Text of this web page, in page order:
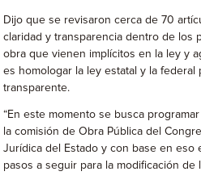
Dijo que se revisaron cerca de 70
claridad y transparencia dentro de los
obra que vienen implícitos en la ley y
es homologar la ley estatal y la
transparente.
“En este momento se busca
la comisión de Obra Pública del
Jurídica del Estado y con base en eso
pasos a seguir para la modificación de